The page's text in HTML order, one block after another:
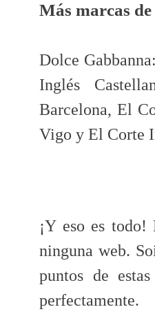
Más marcas
Dolce
Inglés
Barcelona, El
Vigo y El Corte
¡Y eso es
ninguna web.
puntos de
perfectamente.